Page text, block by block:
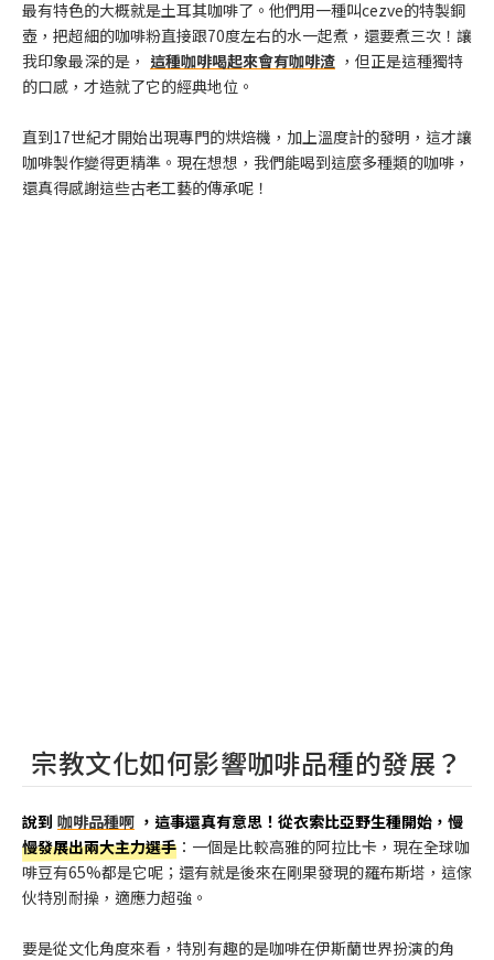
最有特色的大概就是土耳其咖啡了。他們用一種叫cezve的特製銅
壺，把超細的咖啡粉直接跟70度左右的水一起煮，還要煮三次！讓
我印象最深的是， 這種咖啡喝起來會有咖啡渣 ，但正是這種獨特
的口感，才造就了它的經典地位。
直到17世紀才開始出現專門的烘焙機，加上溫度計的發明，這才讓
咖啡製作變得更精準。現在想想，我們能喝到這麼多種類的咖啡，
還真得感謝這些古老工藝的傳承呢！
宗教文化如何影響咖啡品種的發展？
說到 咖啡品種啊 ，這事還真有意思！從衣索比亞野生種開始，慢
慢發展出兩大主力選手 ：一個是比較高雅的阿拉比卡，現在全球咖
啡豆有65%都是它呢；還有就是後來在剛果發現的羅布斯塔，這傢
伙特別耐操，適應力超強。
要是從文化角度來看，特別有趣的是咖啡在伊斯蘭世界扮演的角